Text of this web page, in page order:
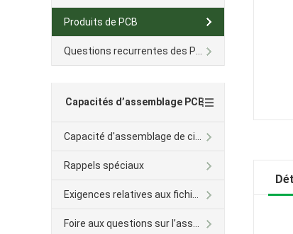
Produits de PCB
Capacités d’assemblage PCB
Rappels spéciaux